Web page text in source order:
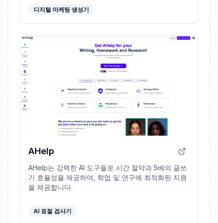
디지털 마케팅 생성기
AHelp
AHelp는 강력한 AI 도구들로 시간 절약과 5배의 글쓰
기 효율성을 제공하며, 학업 및 연구에 최적화된 지원
을 제공합니다.
AI 표절 검사기